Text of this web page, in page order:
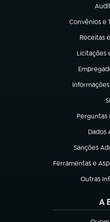
Convênios e
(abre em
Receitas
(abre em
Licitações
(abre em
(abre em
(abre em
Perguntas
(abre em
Dados
(abre
Sanções
(abre em
Ferramentas e
(abre em nova aba)
Outras
(abre em
A